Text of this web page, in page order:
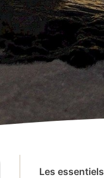
Les essentiels